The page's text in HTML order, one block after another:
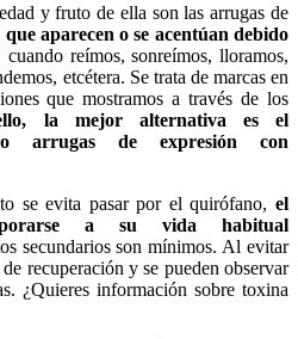
y fruto de ella son las arrugas de
aparecen o se acentúan debido
cuando reímos, sonreímos, lloramos,
etcétera. Se trata de marcas en
que mostramos a través de los
la mejor alternativa es el
arrugas de expresión con
se evita pasar por el quirófano, el
a su vida habitual
secundarios son mínimos. Al evitar
recuperación y se pueden observar
¿Quieres información sobre toxina